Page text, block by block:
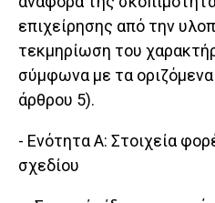
επιχείρησης από την
τεκμηρίωση του
σύμφωνα με τα
άρθρου 5).
- Ενότητα Α: Στοιχεία
σχεδίου